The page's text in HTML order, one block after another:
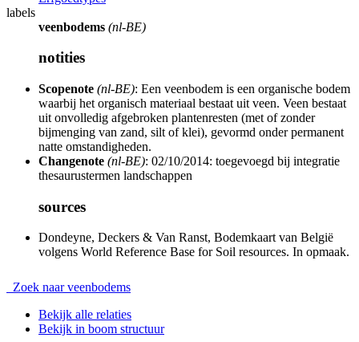
labels
veenbodems (nl-BE)
notities
Scopenote (nl-BE): Een veenbodem is een organische bodem
waarbij het organisch materiaal bestaat uit veen. Veen bestaat
uit onvolledig afgebroken plantenresten (met of zonder
bijmenging van zand, silt of klei), gevormd onder permanent
natte omstandigheden.
Changenote (nl-BE): 02/10/2014: toegevoegd bij integratie
thesaurustermen landschappen
sources
Dondeyne, Deckers & Van Ranst, Bodemkaart van België
volgens World Reference Base for Soil resources. In opmaak.
Zoek naar veenbodems
Bekijk alle relaties
Bekijk in boom structuur